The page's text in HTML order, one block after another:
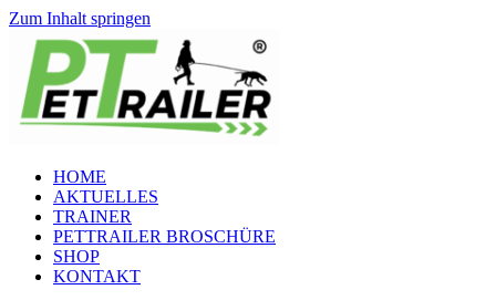
Zum Inhalt springen
HOME
AKTUELLES
TRAINER
PETTRAILER BROSCHÜRE
SHOP
KONTAKT